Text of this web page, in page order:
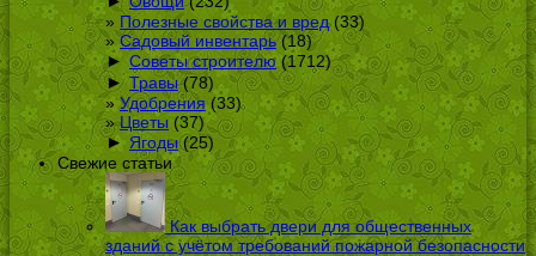
Полезные свойства и вред(33)
Садовый инвентарь(18)
► Советы строителю(1712)
► Травы(78)
Удобрения(33)
Цветы (37)
► Ягоды(25)
Свежие статьи
Как выбрать двери для общественных
зданий с учётом требований пожарной безопасности